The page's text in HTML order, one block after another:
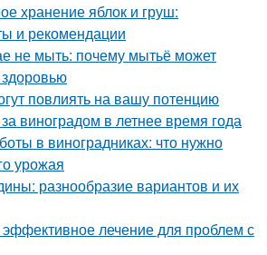
хранение яблок и груш:
и рекомендации
не мыть: почему мытьё может
повлиять на вашу потенцию
виноградом в летнее время года
в виноградниках: что нужно
урожая
разнообразие вариантов и их
лечение для проблем с